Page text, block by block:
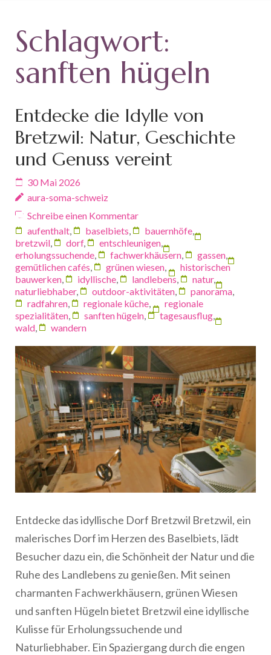
Schlagwort:
sanften hügeln
Entdecke die Idylle von
Bretzwil: Natur, Geschichte
und Genuss vereint
30 Mai 2026
aura-soma-schweiz
Schreibe einen Kommentar
aufenthalt
baselbiets bauernhöfe
bretzwil
dorf, entschleunigen
erholungssuchende
fachwerkhäusern gassen
gemütlichen cafés
grünen wiesen
historischen
bauwerken
idyllische landlebens natur,
naturliebhaber, outdoor-aktivitäten panorama
radfahren
regionale küche
regionale
spezialitäten
sanften hügeln tagesausflug
wald
wandern
Entdecke das idyllische Dorf Bretzwil Bretzwil, ein
malerisches Dorf im Herzen des Baselbiets, lädt
Besucher dazu ein, die Schönheit der Natur und die
Ruhe des Landlebens zu genießen. Mit seinen
charmanten Fachwerkhäusern, grünen Wiesen
und sanften Hügeln bietet Bretzwil eine idyllische
Kulisse für Erholungssuchende und
Naturliebhaber. Ein Spaziergang durch die engen